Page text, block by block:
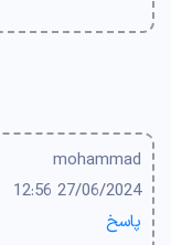
mohammad
27/06/2024 12:56
پاسخ